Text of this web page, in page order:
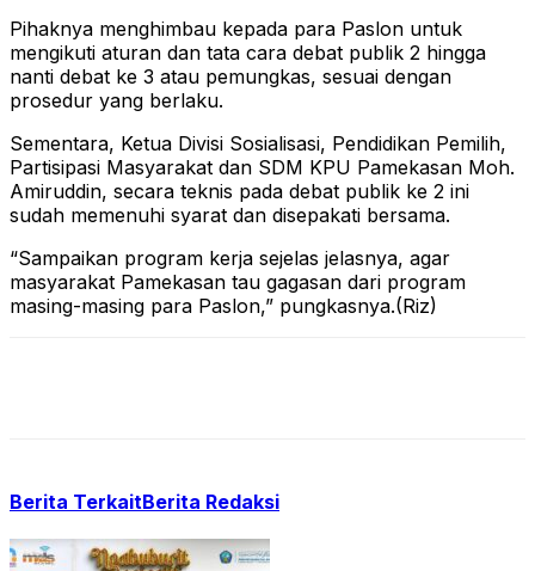
Pihaknya menghimbau kepada para Paslon untuk
mengikuti aturan dan tata cara debat publik 2 hingga
nanti debat ke 3 atau pemungkas, sesuai dengan
prosedur yang berlaku.
Sementara, Ketua Divisi Sosialisasi, Pendidikan Pemilih,
Partisipasi Masyarakat dan SDM KPU Pamekasan Moh.
Amiruddin, secara teknis pada debat publik ke 2 ini
sudah memenuhi syarat dan disepakati bersama.
“Sampaikan program kerja sejelas jelasnya, agar
masyarakat Pamekasan tau gagasan dari program
masing-masing para Paslon,” pungkasnya.(Riz)
Berita TerkaitBerita Redaksi